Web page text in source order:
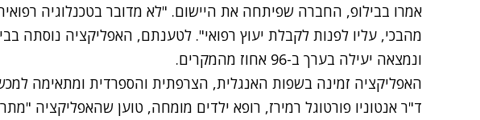
אמרו בבילופ, החברה שפיתחה את היישום. "לא מדובר בטכנלוגיה
מהבכי, עליו לפנות לקבלת יעוץ רפואי". לטענתם, האפליקציה נוסתה
ונמצאה יעילה בערך ב-96 אחוז מהמקרים.
האפליקציה זמינה בשפות האנגלית, הצרפתית והספרדית ומתאימה
ד"ר אנטוניו פורטוגל רמירז, רופא ילדים מומחה, טוען שהאפליקציה